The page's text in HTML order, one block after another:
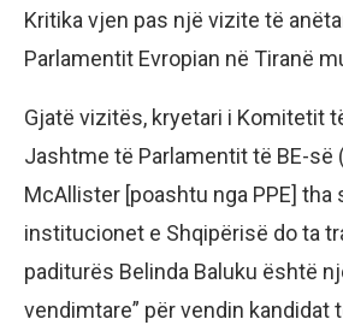
Kritika vjen pas një vizite të
Parlamentit Evropian në Tiranë
Gjatë vizitës, kryetari i Komitetit
Jashtme të Parlamentit të BE-së
McAllister [poashtu nga PPE] tha
institucionet e Shqipërisë do ta
paditurës Belinda Baluku është
vendimtare” për vendin kandidat